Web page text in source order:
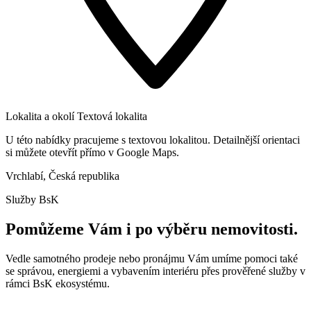
Lokalita a okolí Textová lokalita
U této nabídky pracujeme s textovou lokalitou. Detailnější orientaci
si můžete otevřít přímo v Google Maps.
Vrchlabí, Česká republika
Služby BsK
Pomůžeme Vám i po výběru nemovitosti.
Vedle samotného prodeje nebo pronájmu Vám umíme pomoci také
se správou, energiemi a vybavením interiéru přes prověřené služby v
rámci BsK ekosystému.